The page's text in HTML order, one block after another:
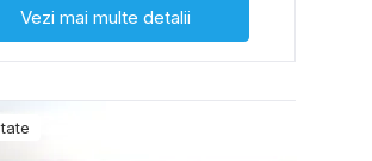
Vezi mai multe detalii